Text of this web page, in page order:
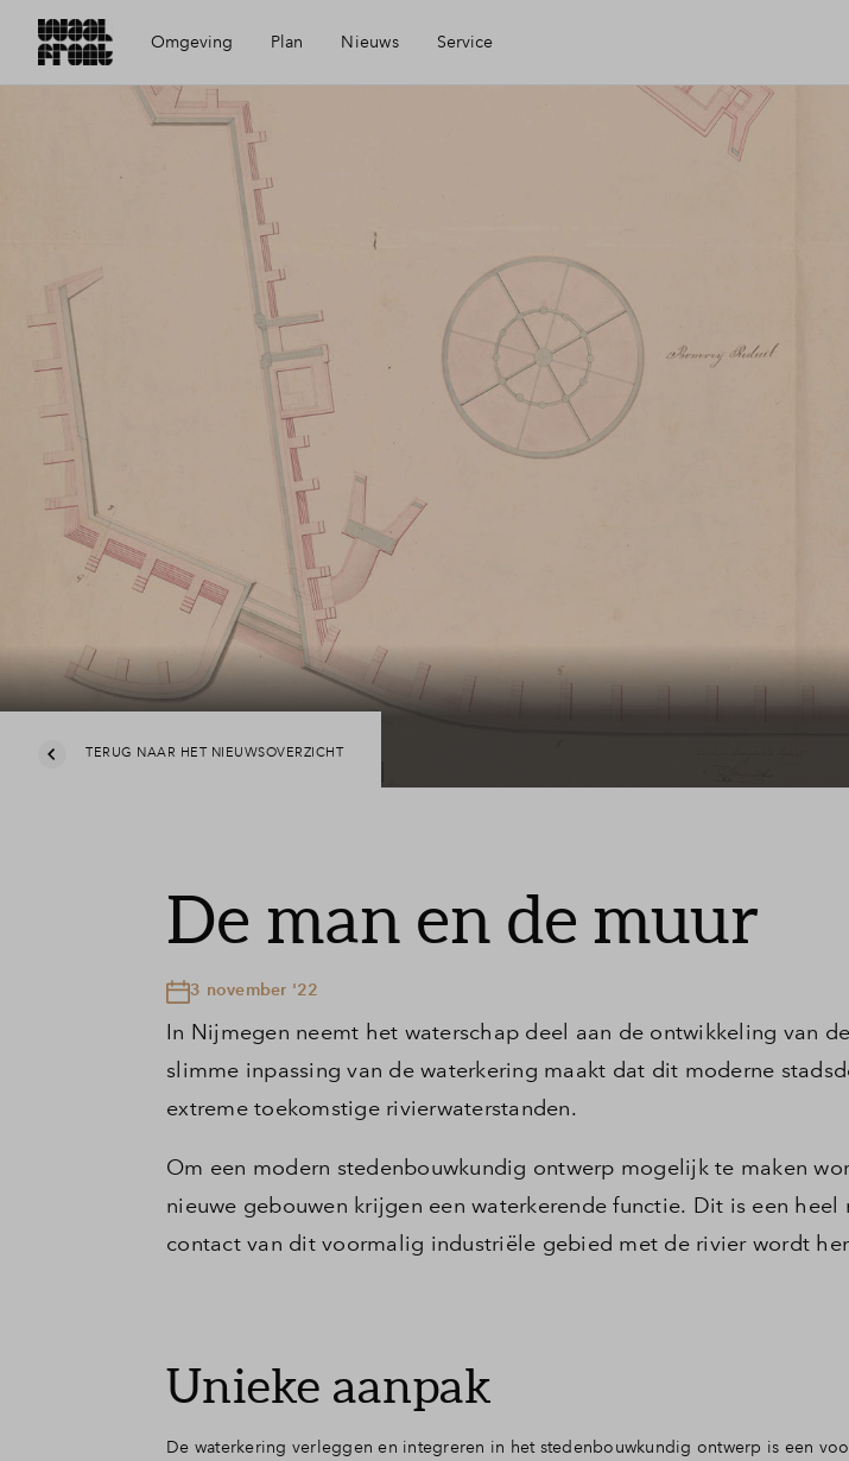
Omgeving
Voorzieningen
Geschiedenis
De Nieuwe Honig
Nijmegen
Plan
Visie
Wijken
Planning
Nieuws Service
Financiering
Toewijzing
Veelgestelde vragen
TERUG NAAR HET NIEUWSOVERZICHT
De man en de muur
3 november '22
In Nijmegen neemt het waterschap deel aan de ontwikkeling van
slimme inpassing van de waterkering maakt dat dit moderne
extreme toekomstige rivierwaterstanden.
Om een modern stedenbouwkundig ontwerp mogelijk te maken
nieuwe gebouwen krijgen een waterkerende functie. Dit is een
contact van dit voormalig industriële gebied met de rivier wordt
Unieke aanpak
De waterkering verleggen en integreren in het stedenbouwkundig ontwerp is een